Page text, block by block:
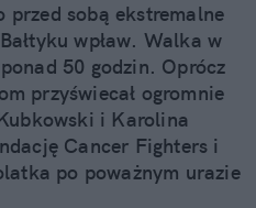
przed sobą ekstremalne
wpław. Walka w
50 godzin. Oprócz
przyświecał ogromnie
i Karolina
Cancer Fighters i
po poważnym urazie